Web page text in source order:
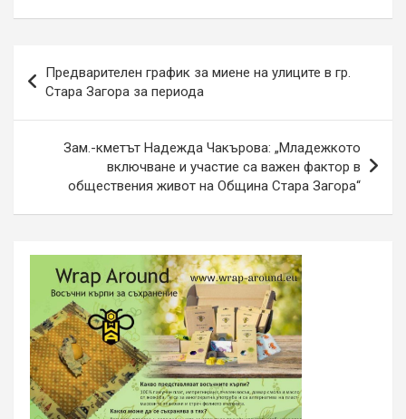
Предварителен график за миене на улиците в гр.
Стара Загора за периода
Зам.-кметът Надежда Чакърова: „Младежкото
включване и участие са важен фактор в
обществения живот на Oбщина Стара Загора“